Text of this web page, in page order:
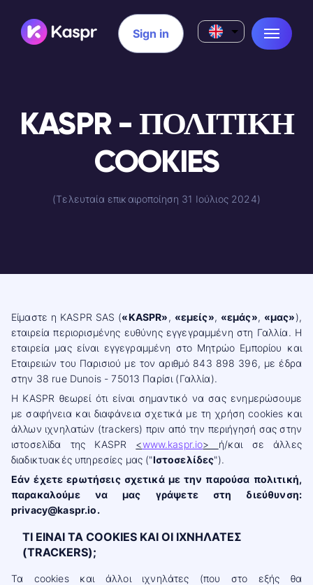
Sign in
KASPR - ΠΟΛΙΤΙΚΗ
COOKIES
(Τελευταία επικαιροποίηση 31 Ιούλιος 2024)
Είμαστε η KASPR SAS («KASPR», «εμείς», «εμάς», «μας»),
εταιρεία περιορισμένης ευθύνης εγγεγραμμένη στη Γαλλία. Η
εταιρεία μας είναι εγγεγραμμένη στο Μητρώο Εμπορίου και
Εταιρειών του Παρισιού με τον αριθμό 843 898 396, με έδρα
στην 38 rue Dunois - 75013 Παρίσι (Γαλλία).
Η KASPR θεωρεί ότι είναι σημαντικό να σας ενημερώσουμε
με σαφήνεια και διαφάνεια σχετικά με τη χρήση cookies και
άλλων ιχνηλατών (trackers) πριν από την περιήγησή σας στην
ιστοσελίδα της KASPR <www.kaspr.io> ή/και σε άλλες
διαδικτυακές υπηρεσίες μας ("Ιστοσελίδες").
Εάν έχετε ερωτήσεις σχετικά με την παρούσα πολιτική,
παρακαλούμε να μας γράψετε στη διεύθυνση:
privacy@kaspr.io.
ΤΙ ΕΙΝΑΙ ΤΑ COOKIES ΚΑΙ ΟΙ ΙΧΝΗΛΑΤΕΣ
(TRACKERS);
Τα cookies και άλλοι ιχνηλάτες (που στο εξής θα